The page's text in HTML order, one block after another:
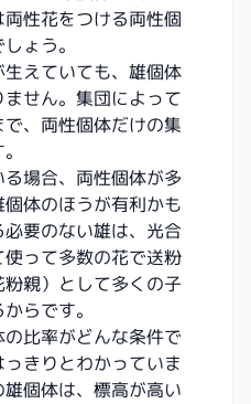
性花をつける両性個
ょう。
えていても、雄個体
せん。集団によって
、両性個体だけの集
場合、両性個体が多
体のほうが有利かも
要のない雄は、光合
って多数の花で送粉
親）として多くの子
らです。
比率がどんな条件で
きりとわかっていま
個体は、標高が高い